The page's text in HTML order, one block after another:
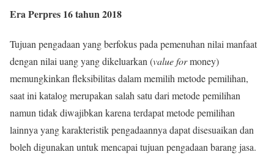
Era Perpres 16 tahun 2018
Tujuan pengadaan yang berfokus pada pemenuhan nilai manfaat
dengan nilai uang yang dikeluarkan (value formoney)
memungkinkan fleksibilitas dalam memilih metode pemilihan,
saat ini katalog merupakan salah satu dari metode pemilihan
namun tidak diwajibkan karena terdapat metode pemilihan
lainnya yang karakteristik pengadaannya dapat disesuaikan dan
boleh digunakan untuk mencapai tujuan pengadaan barang jasa.